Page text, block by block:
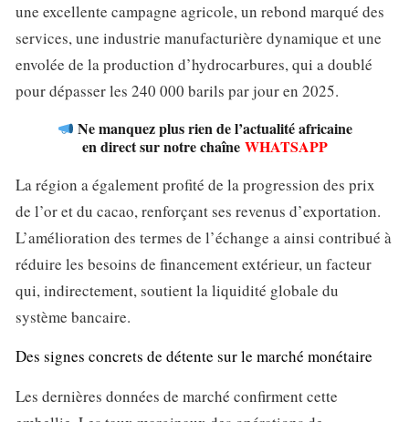
une excellente campagne agricole, un rebond marqué des
services, une industrie manufacturière dynamique et une
envolée de la production d’hydrocarbures, qui a doublé
pour dépasser les 240 000 barils par jour en 2025.
Ne manquez plus rien de l’actualité africaine
en direct sur notre chaîne WHATSAPP
La région a également profité de la progression des prix
de l’or et du cacao, renforçant ses revenus d’exportation.
L’amélioration des termes de l’échange a ainsi contribué à
réduire les besoins de financement extérieur, un facteur
qui, indirectement, soutient la liquidité globale du
système bancaire.
Des signes concrets de détente sur le marché monétaire
Les dernières données de marché confirment cette